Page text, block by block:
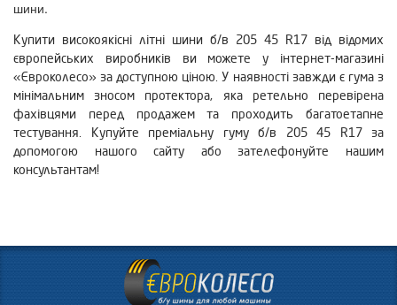
шини.
Купити високоякісні літні шини б/в 205 45 R17 від відомих
європейських виробників ви можете у інтернет-магазині
«Євроколесо» за доступною ціною. У наявності завжди є гума з
мінімальним зносом протектора, яка ретельно перевірена
фахівцями перед продажем та проходить багатоетапне
тестування. Купуйте преміальну гуму б/в 205 45 R17 за
допомогою нашого сайту або зателефонуйте нашим
консультантам!